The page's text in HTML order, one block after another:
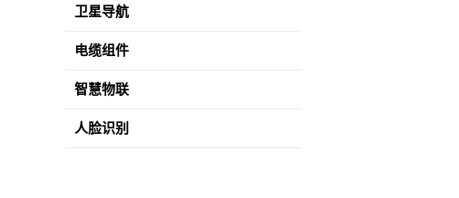
卫星导航
电缆组件
智慧物联
人脸识别